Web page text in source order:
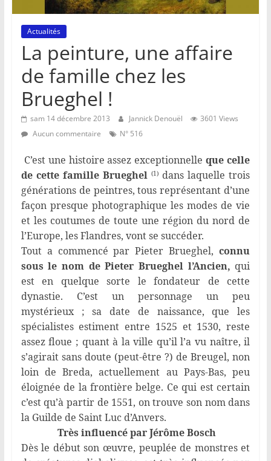
Actualités
La peinture, une affaire
de famille chez les
Brueghel !
sam 14 décembre 2013 Jannick Denouël
3601 Views
Aucun commentaire
N° 516
C’est une histoire assez exceptionnelleque celle
de cette famille Brueghel(1) dans laquelle trois
générations de peintres, tous représentant d’une
façon presque photographique les modes de vie
et les coutumes de toute une région du nord de
l’Europe, les Flandres, vont se succéder.
Tout a commencé par Pieter Brueghel,connu
sous le nom de Pieter Brueghel l’Ancien, qui
est en quelque sorte le fondateur de cette
dynastie. C’est un personnage un peu
mystérieux ; sa date de naissance, que les
spécialistes estiment entre 1525 et 1530, reste
assez floue ; quant à la ville qu’il l’a vu naître, il
s’agirait sans doute (peut-être ?) de Breugel, non
loin de Breda, actuellement au Pays-Bas, peu
éloignée de la frontière belge. Ce qui est certain
c’est qu’à partir de 1551, on trouve son nom dans
la Guilde de Saint Luc d’Anvers.
Très influencé par Jérôme Bosch
Dès le début son œuvre, peuplée de monstres et